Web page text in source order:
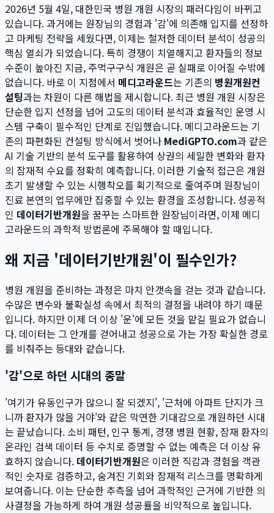
2026년 5월 4일, 대한민국 병원 개원 시장의 패러다임이 바뀌고
있습니다. 과거에는 원장님의 경험과 '감'에 의존해 입지를 선정하
고 마케팅 전략을 세웠다면, 이제는 철저한 데이터 분석이 성공의
핵심 열쇠가 되었습니다. 특히 경쟁이 치열해지고 환자들의 정보
수준이 높아진 지금, 주먹구구식 개원은 곧 실패로 이어질 수밖에
없습니다. 바로 이 지점에서 메디고라운드는 기존의 병원개원컨
설팅과는 차원이 다른 해법을 제시합니다. 최근 병원 개원 시장은
단순한 입지 선정을 넘어 고도의 데이터 분석과 효율적인 운영 시
스템 구축이 필수적인 단계로 진입했습니다. 메디고라운드는 기
존의 파편화된 컨설팅 방식에서 벗어나 MediGPTO.com과 같은
AI 기술 기반의 분석 도구를 활용하여 상권의 세밀한 변화와 환자
의 잠재적 수요를 정확히 예측합니다. 이러한 기술적 접근은 개원
초기 발생할 수 있는 시행착오를 획기적으로 줄여주며 원장님이
진료 본연의 업무에만 집중할 수 있는 환경을 조성합니다. 성공적
인 데이터기반개원을 꿈꾸는 스마트한 원장님이라면, 이제 메디
고라운드의 과학적 방법론에 주목해야 할 때입니다.
왜 지금 '데이터기반개원'이 필수인가?
병원 개원을 준비하는 과정은 마치 안갯속을 걷는 것과 같습니다.
수많은 변수와 불확실성 속에서 최적의 결정을 내려야 하기 때문
입니다. 하지만 이제 더 이상 '운'에 모든 것을 맡길 필요가 없습니
다. 데이터는 그 안개를 걷어내고 성공으로 가는 가장 확실한 경로
를 비춰주는 등대와 같습니다.
'감'으로 하던 시대의 종말
'여기가 유동인구가 많으니 잘 되겠지', '근처에 아파트 단지가 크
니까 환자가 많을 거야'와 같은 막연한 기대감으로 개원하던 시대
는 끝났습니다. 소비 패턴, 인구 통계, 경쟁 병원 현황, 잠재 환자의
온라인 검색 데이터 등 수치로 증명할 수 없는 예측은 더 이상 유
효하지 않습니다. 데이터기반개원은 이러한 직감과 경험을 객관
적인 숫자로 검증하고, 숨겨진 기회와 잠재적 리스크를 명확하게
보여줍니다. 이는 단순한 추측을 넘어 과학적인 근거에 기반한 의
사결정을 가능하게 하여 개원 성공률을 비약적으로 높입니다.